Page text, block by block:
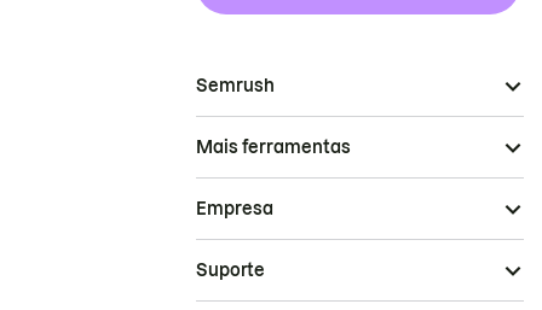
Semrush
Mais ferramentas
Empresa
Suporte